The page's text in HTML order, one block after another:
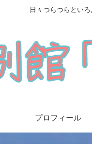
日々つらつらとい
プロフィール